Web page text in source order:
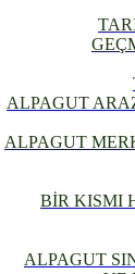
ALPAGUT
ALPAGUT
BİR KISMI
ALPAGUT